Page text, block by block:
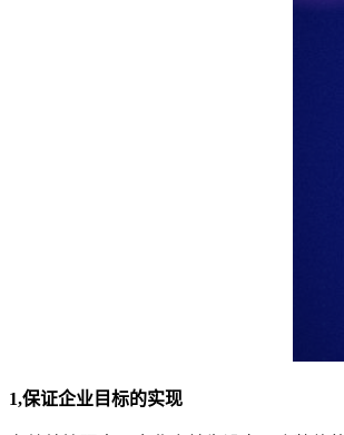
1,保证企业目标的实现